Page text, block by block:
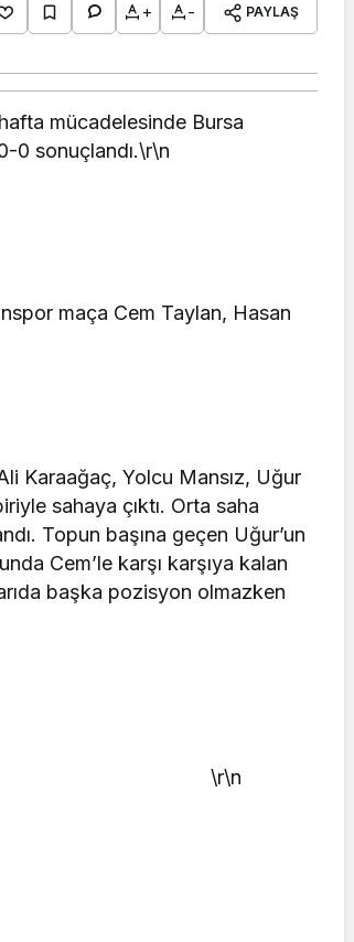
+ - PAYLAŞ
mücadelesinde Bursa
0 sonuçlandı.\r\n
maça Cem Taylan, Hasan
Karaağaç, Yolcu Mansız, Uğur
sahaya çıktı. Orta saha
Topun başına geçen Uğur’un
Cem’le karşı karşıya kalan
başka pozisyon olmazken
\r\n